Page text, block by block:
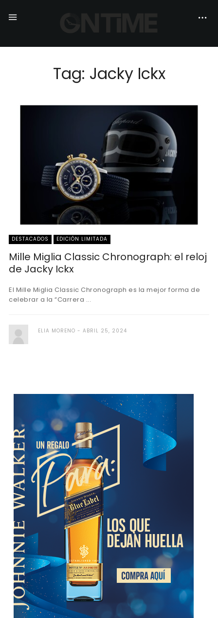
Tag: Jacky Ickx
DESTACADOS EDICIÓN LIMITADA
Mille Miglia Classic Chronograph: el reloj
de Jacky Ickx
El Mille Miglia Classic Chronograph es la mejor forma de
celebrar a la “Carrera ...
ELIA MORENO ABRIL 25, 2024